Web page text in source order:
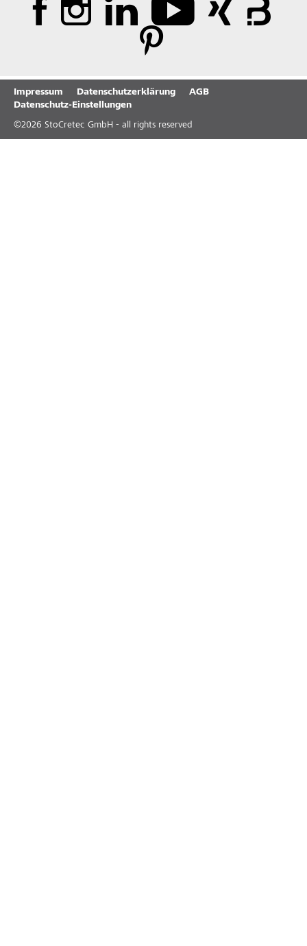
Impressum Datenschutzerklärung
AGB
Datenschutz-Einstellungen
©2026 StoCretec GmbH - all rights reserved